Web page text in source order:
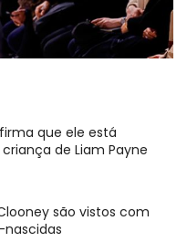
que ele está
de Liam Payne
são vistos com